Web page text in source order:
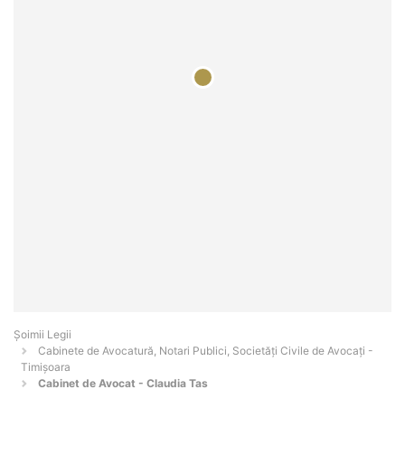
Șoimii Legii
Cabinete de Avocatură, Notari Publici, Societăți Civile de Avocați -
Timişoara
Cabinet de Avocat - Claudia Tas